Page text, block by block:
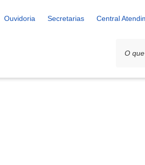
Ouvidoria Secretarias Central